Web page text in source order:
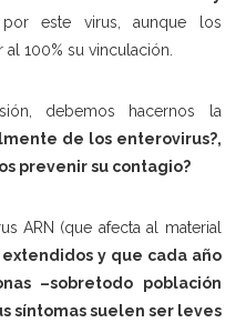
este virus, aunque los
100% su vinculación.
debemos hacernos la
de los enterovirus?,
prevenir su contagio?
ARN (que afecta al material
extendidos y que cada año
–sobretodo población
síntomas suelen ser leves